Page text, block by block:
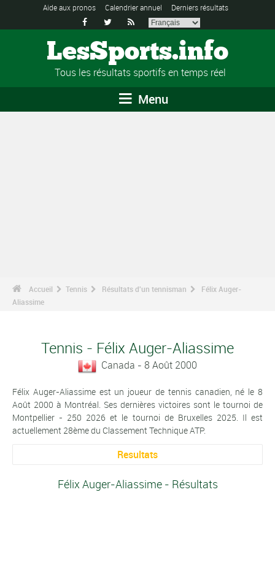
Aide aux pronos Calendrier annuel Derniers résultats
  
LesSports.info
Tous les résultats sportifs en temps réel
Menu
Accueil Tennis Résultats d'un tennisman
Félix Auger-
Aliassime
Tennis - Félix Auger-Aliassime
Canada - 8 Août 2000
Félix Auger-Aliassime est un joueur de tennis canadien, né le 8
Août 2000 à Montréal. Ses dernières victoires sont le tournoi de
Montpellier - 250 2026 et le tournoi de Bruxelles 2025. Il est
actuellement 28ème du Classement Technique ATP.
Resultats
Félix Auger-Aliassime - Résultats